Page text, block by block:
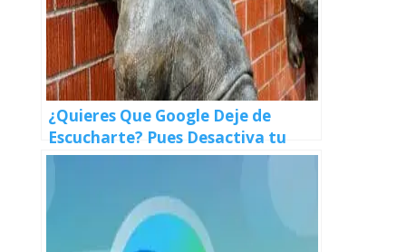
¿Quieres Que Google Deje de
Escucharte? Pues Desactiva tu
Micrófono con Estos Simples Pasos